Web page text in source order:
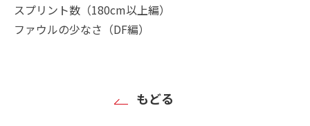
スプリント数（180cm以上編）
ファウルの少なさ（DF編）
もどる